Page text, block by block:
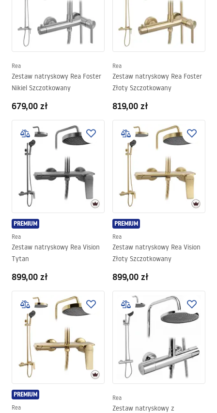
Rea
Zestaw natryskowy Rea Foster
Nikiel Szczotkowany
679,00 zł
Rea
Zestaw natryskowy Rea Foster
Złoty Szczotkowany
819,00 zł
PREMIUM
Rea
Zestaw natryskowy Rea Vision
Tytan
899,00 zł
PREMIUM
Rea
Zestaw natryskowy Rea Vision
Złoty Szczotkowany
899,00 zł
PREMIUM
Rea
Rea
Zestaw natryskowy z